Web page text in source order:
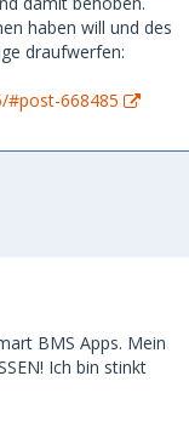
haben will und des
draufwerfen:
#post-668485
BMS Apps. Mein
Ich bin stinkt